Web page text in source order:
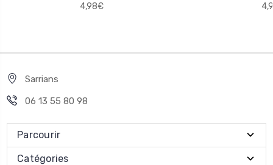
4,98€
Sarrians
06 13 55 80 98
Parcourir
Catégories